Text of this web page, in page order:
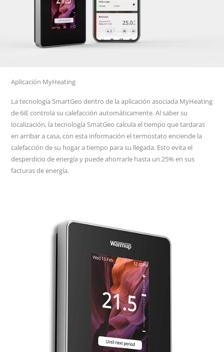
Aplicación MyHeating
La tecnología SmartGeo dentro de la aplicación asociada MyHeating
de 6iE controla su calefacción automáticamente. Al saber su
localización, la tecnología SmatGeo calcula el tiempo que tardaras
en arribar a casa, con esta información el termostato enciende la
calefacción de su hogar a tiempo para su llegada. Esto evita el
desperdicio de energía y puede ahorrarle hasta un 25% en sus
facturas de energía.